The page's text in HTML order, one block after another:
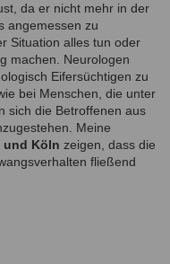
da er nicht mehr in der
angemessen zu
Situation alles tun oder
machen. Neurologen
Eifersüchtigen zu
bei Menschen, die unter
sich die Betroffenen aus
Meine
und Köln zeigen, dass die
fließend